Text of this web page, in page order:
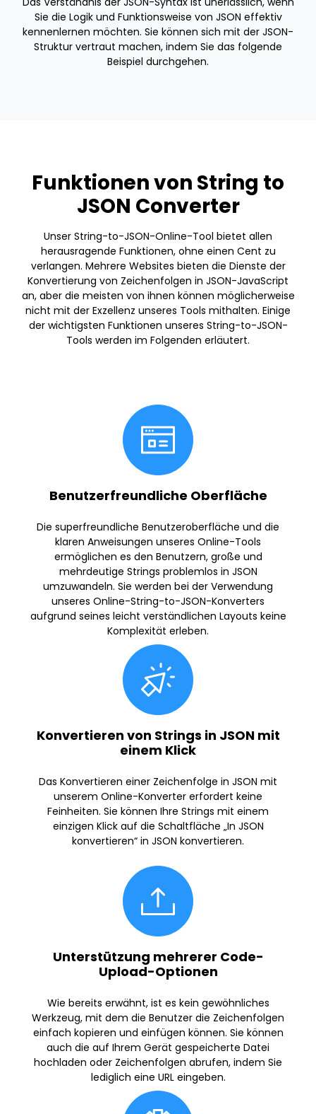
Sie die Logik und Funktionsweise von JSON effektiv
kennenlernen möchten. Sie können sich mit der JSON-
Struktur vertraut machen, indem Sie das folgende
Beispiel durchgehen.
Funktionen von String to
JSON Converter
Unser String-to-JSON-Online-Tool bietet allen
herausragende Funktionen, ohne einen Cent zu
verlangen. Mehrere Websites bieten die Dienste der
Konvertierung von Zeichenfolgen in JSON-JavaScript
an, aber die meisten von ihnen können möglicherweise
nicht mit der Exzellenz unseres Tools mithalten. Einige
der wichtigsten Funktionen unseres String-to-JSON-
Tools werden im Folgenden erläutert.
Benutzerfreundliche Oberfläche
Die superfreundliche Benutzeroberfläche und die
klaren Anweisungen unseres Online-Tools
ermöglichen es den Benutzern, große und
mehrdeutige Strings problemlos in JSON
umzuwandeln. Sie werden bei der Verwendung
unseres Online-String-to-JSON-Konverters
aufgrund seines leicht verständlichen Layouts keine
Komplexität erleben.
Konvertieren von Strings in JSON mit
einem Klick
Das Konvertieren einer Zeichenfolge in JSON mit
unserem Online-Konverter erfordert keine
Feinheiten. Sie können Ihre Strings mit einem
einzigen Klick auf die Schaltfläche „In JSON
konvertieren“ in JSON konvertieren.
Unterstützung mehrerer Code-
Upload-Optionen
Wie bereits erwähnt, ist es kein gewöhnliches
Werkzeug, mit dem die Benutzer die Zeichenfolgen
einfach kopieren und einfügen können. Sie können
auch die auf Ihrem Gerät gespeicherte Datei
hochladen oder Zeichenfolgen abrufen, indem Sie
lediglich eine URL eingeben.